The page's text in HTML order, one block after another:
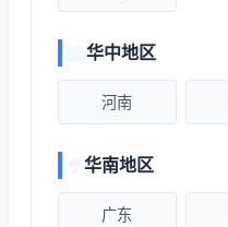
华中地区
河南
华南地区
广东